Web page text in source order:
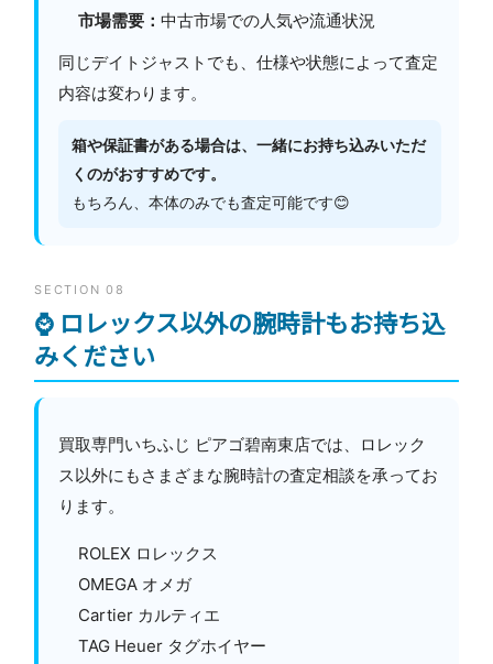
市場需要： 中古市場での人気や流通状況
同じデイトジャストでも、仕様や状態によって査定
内容は変わります。
箱や保証書がある場合は、一緒にお持ち込みいただ
くのがおすすめです。
もちろん、本体のみでも査定可能です😊
SECTION 08
⌚ ロレックス以外の腕時計もお持ち込
みください
買取専門いちふじ ピアゴ碧南東店では、ロレック
ス以外にもさまざまな腕時計の査定相談を承ってお
ります。
ROLEX ロレックス
OMEGA オメガ
Cartier カルティエ
TAG Heuer タグホイヤー